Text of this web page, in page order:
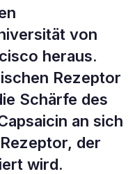
von
heraus.
Rezeptor
Schärfe des
an sich
der
wird.